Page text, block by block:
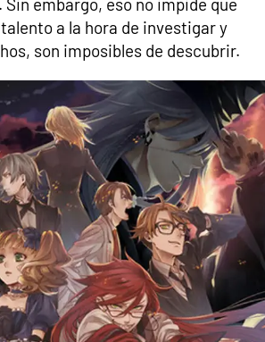
a la hora de investigar y
son imposibles de descubrir.